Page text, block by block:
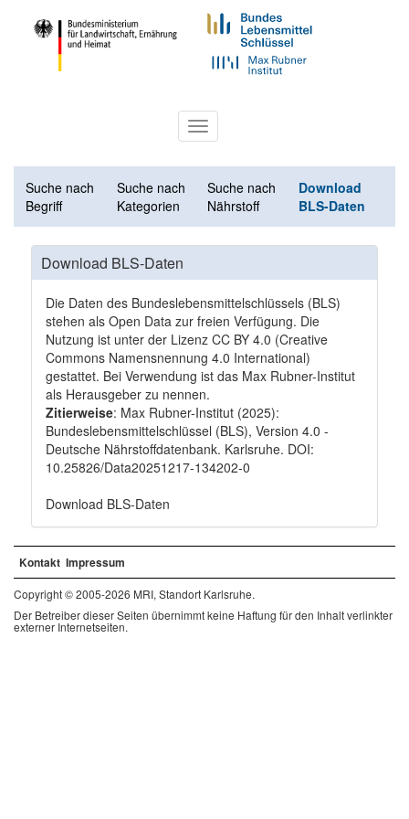
Toggle
navigation
Suche nach
Begriff
Suche nach
Kategorien
Suche nach
Nährstoff
Download
BLS-Daten
Download BLS-Daten
Die Daten des Bundeslebensmittelschlüssels (BLS)
stehen als Open Data zur freien Verfügung. Die
Nutzung ist unter der Lizenz CC BY 4.0 (Creative
Commons Namensnennung 4.0 International)
gestattet. Bei Verwendung ist das Max Rubner-Institut
als Herausgeber zu nennen.
Zitierweise: Max Rubner-Institut (2025):
Bundeslebensmittelschlüssel (BLS), Version 4.0 -
Deutsche Nährstoffdatenbank. Karlsruhe. DOI:
10.25826/Data20251217-134202-0
Download BLS-Daten
Kontakt Impressum
Copyright © 2005-2026 MRI, Standort Karlsruhe.
Der Betreiber dieser Seiten übernimmt keine Haftung für den Inhalt verlinkter
externer Internetseiten.